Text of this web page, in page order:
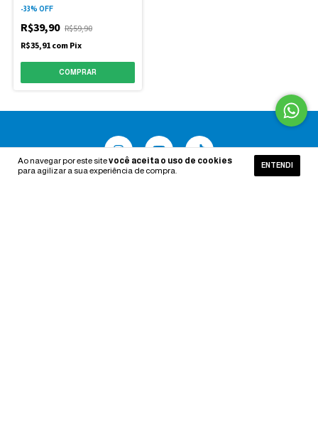
Ao navegar por este sitevocê aceita o uso de cookies
para agilizar a sua experiência de compra.
ENTENDI
-33% OFF
R$39,90 R$59,90
R$35,91 com Pix